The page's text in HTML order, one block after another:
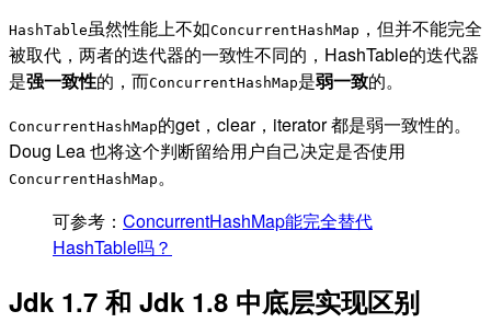
HashTable虽然性能上不如ConcurrentHashMap ，但并不能完全
被取代，两者的迭代器的一致性不同的，HashTable的迭代器
是强一致性的，而ConcurrentHashMap是弱一致的。
ConcurrentHashMap的get，clear，iterator 都是弱一致性的。
Doug Lea 也将这个判断留给用户自己决定是否使用
ConcurrentHashMap。
可参考： ConcurrentHashMap能完全替代
HashTable吗？
Jdk 1.7 和 Jdk 1.8 中底层实现区别